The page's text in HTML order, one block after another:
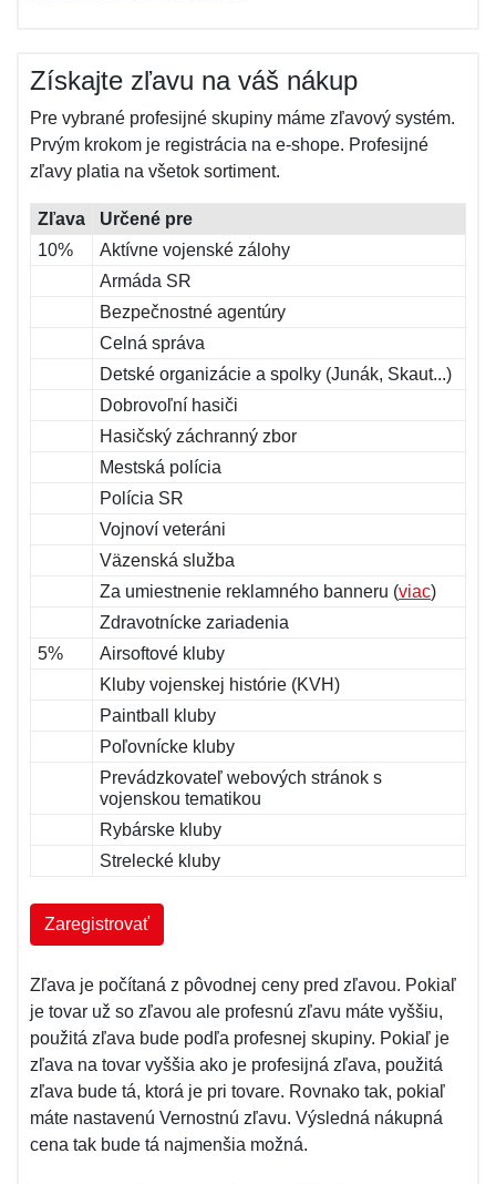
Získajte zľavu na váš nákup
Pre vybrané profesijné skupiny máme zľavový systém.
Prvým krokom je registrácia na e-shope. Profesijné
zľavy platia na všetok sortiment.
Zľava
Určené pre
10%
Aktívne vojenské zálohy
Armáda SR
Bezpečnostné agentúry
Celná správa
Detské organizácie a spolky (Junák, Skaut...)
Dobrovoľní hasiči
Hasičský záchranný zbor
Mestská polícia
Polícia SR
Vojnoví veteráni
Väzenská služba
Za umiestnenie reklamného banneru (viac)
Zdravotnícke zariadenia
5%
Airsoftové kluby
Kluby vojenskej histórie (KVH)
Paintball kluby
Poľovnícke kluby
Prevádzkovateľ webových stránok s
vojenskou tematikou
Rybárske kluby
Strelecké kluby
Zaregistrovať
Zľava je počítaná z pôvodnej ceny pred zľavou. Pokiaľ
je tovar už so zľavou ale profesnú zľavu máte vyššiu,
použitá zľava bude podľa profesnej skupiny. Pokiaľ je
zľava na tovar vyššia ako je profesijná zľava, použitá
zľava bude tá, ktorá je pri tovare. Rovnako tak, pokiaľ
máte nastavenú Vernostnú zľavu. Výsledná nákupná
cena tak bude tá najmenšia možná.